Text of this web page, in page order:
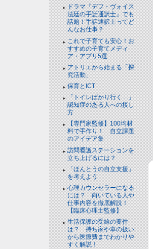
ドラマ『デフ・ヴォイス
法廷の手話通訳士』でも
話題！手話通訳士ってど
んなお仕事？
これで子育ても安心！お
すすめの子育てメディ
ア・アプリ5選
アトリエから始まる「探
究活動」
保育とICT
「トイレばかり行く…」
認知症のある人への接し
方
【専門家監修】100均材
料で手作り！ 自立課題
のアイデア集
訪問看護ステーションを
立ち上げるには？
「ほんとうの自立支援」
を考えよう
心理カウンセラーになる
には？ 向いている人や
仕事内容を徹底解説！
【臨床心理士監修】
生活保護の受給の要件
は？ 持ち家や車の扱い
から医療費までわかりや
すく解説！